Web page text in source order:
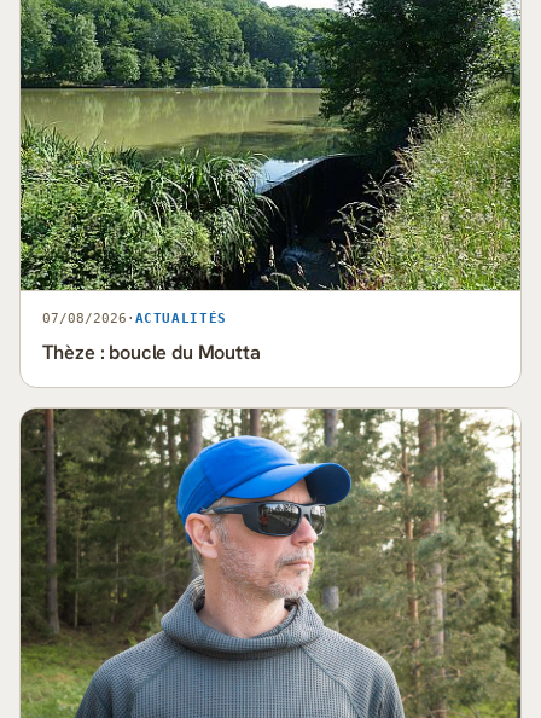
07/08/2026 · ACTUALITÉS
Thèze : boucle du Moutta